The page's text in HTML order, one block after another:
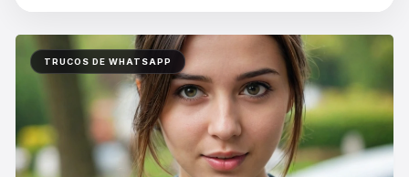
TRUCOS DE WHATSAPP